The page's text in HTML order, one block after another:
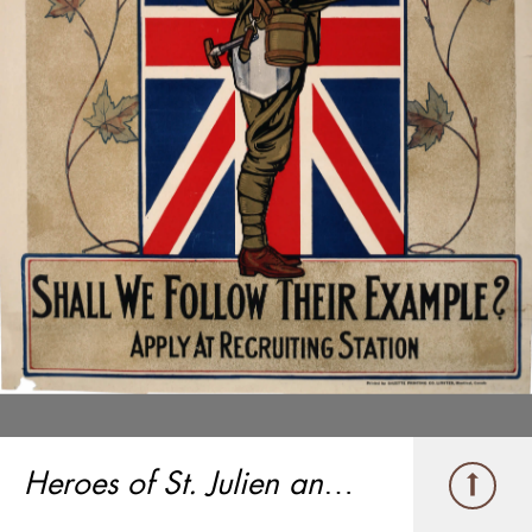
Heroes of St. Julien and Festubert (Les Héros de St-Julien et de Festubert)